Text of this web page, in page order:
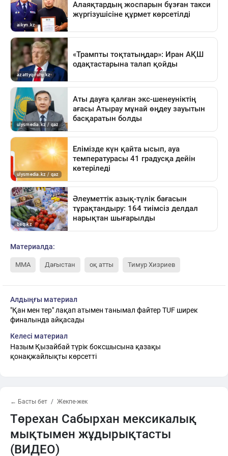
Материалда:
MMA Дағыстан оқ атты Тимур Хизриев
Алдыңғы материал
"Қан мен тер" лақап атымен танымал файтер TUF ширек
финалында айқасады
Келесі материал
Назым Қызайбай түрік боксшысына қазақы
қонақжайлықты көрсетті
← Басты бет Жекпе-жек
Төрехан Сабырхан мексикалық
мықтымен жұдырықтасты
(ВИДЕО)